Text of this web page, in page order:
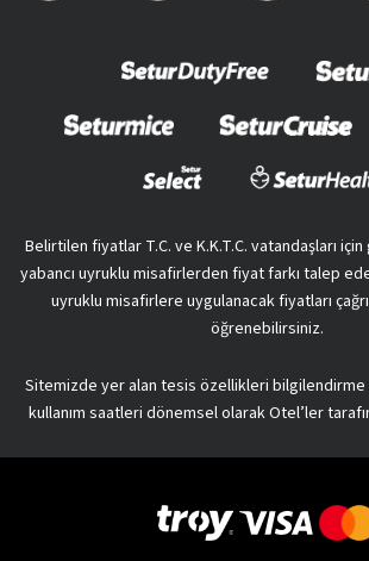
Belirtilen fiyatlar T.C. ve K.K.T.C. vatandaşları
yabancı uyruklu misafirlerden fiyat farkı talep
uyruklu misafirlere uygulanacak fiyatları
öğrenebilirsiniz.
Sitemizde yer alan tesis özellikleri bilgilendirme
kullanım saatleri dönemsel olarak Otel’ler